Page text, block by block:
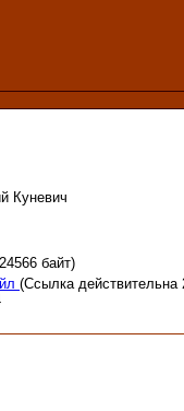
Куневич
байт)
(Ссылка действительна